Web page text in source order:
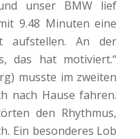
unser BMW lief
9.48 Minuten eine
aufstellen. An der
das hat motiviert.“
musste im zweiten
nach Hause fahren.
den Rhythmus,
Ein besonderes Lob